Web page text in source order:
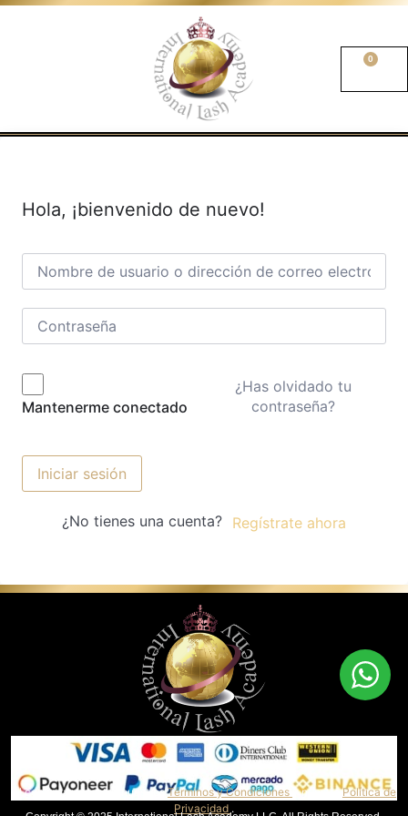
0
Hola, ¡bienvenido de nuevo!
Mantenerme conectado
¿Has olvidado tu
contraseña?
Iniciar sesión
¿No tienes una cuenta? Regístrate ahora
Al continuar, aceptas nuestrosTérminos y Condiciones y nuestraPolítica de
Privacidad .